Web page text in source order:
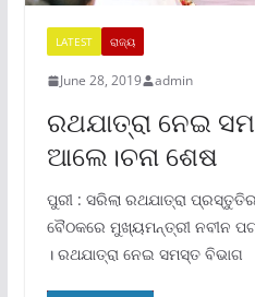
LATEST ରାଜ୍ୟ
June 28, 2019 admin
ରଥଯାତ୍ରା ନେଇ
ଆଲେ।ଚନା ଶେଷ
ପୁରୀ : ସରିଲା ରଥଯାତ୍ରା
ବୈଠକରେ ମୁଖ୍ୟମନ୍ତ୍ରୀ ନବୀନ
। ରଥଯାତ୍ରା ନେଇ ସମସ୍ତ ବିଭାଗ